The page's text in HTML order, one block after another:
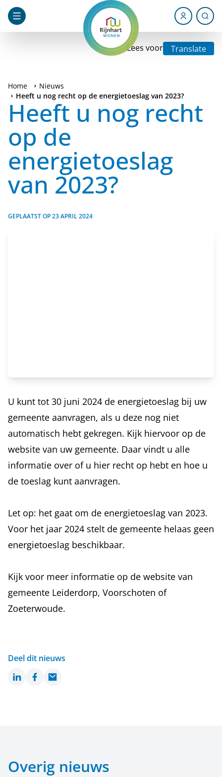
Lees voor Translate
Home
Nieuws
Heeft u nog recht op de energietoeslag van 2023?
Heeft u nog recht
op de
energietoeslag
van 2023?
GEPLAATST OP23 APRIL 2024
U kunt tot 30 juni 2024 de energietoeslag bij uw
gemeente aanvragen, als u deze nog niet
automatisch hebt gekregen. Kijk hiervoor op de
website van uw gemeente. Daar vindt u alle
informatie over of u hier recht op hebt en hoe u
de toeslag kunt aanvragen.
Let op: het gaat om de energietoeslag van 2023.
Voor het jaar 2024 stelt de gemeente helaas geen
energietoeslag beschikbaar.
Kijk voor meer informatie op de website van
gemeente Leiderdorp, Voorschoten of
Zoeterwoude.
Deel dit nieuws
LinkedInFacebook
Email
Overig nieuws